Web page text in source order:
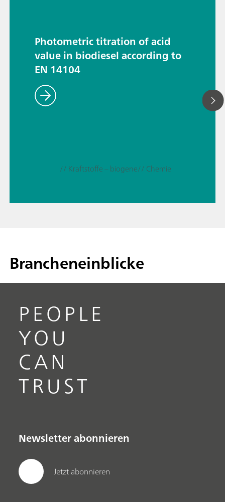
Photometric titration of acid
value in biodiesel according to
EN 14104
// Kraftstoffe – biogene// Chemie
Brancheneinblicke
PEOPLE
YOU
CAN
TRUST
Newsletter abonnieren
Jetzt abonnieren